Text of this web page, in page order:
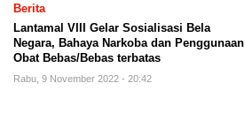
Berita
Lantamal VIII Gelar Sosialisasi Bela
Negara, Bahaya Narkoba dan Penggunaan
Obat Bebas/Bebas terbatas
Rabu, 9 November 2022 - 20:42